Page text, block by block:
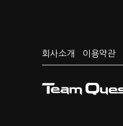
회사소개 이용약관